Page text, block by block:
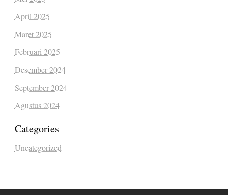
April 2025
Maret 2025
Februari 2025
Desember 2024
September 2024
Agustus 2024
Categories
Uncategorized